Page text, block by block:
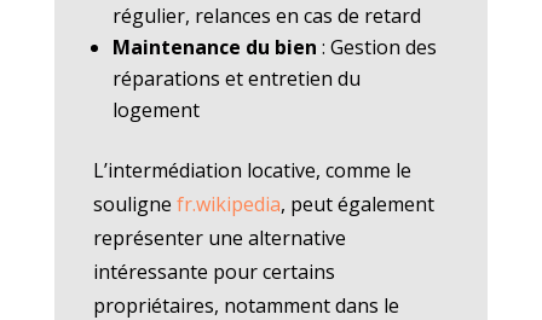
régulier, relances en cas de retard
Maintenance du bien : Gestion des
réparations et entretien du
logement
L’intermédiation locative, comme le
souligne fr.wikipedia, peut également
représenter une alternative
intéressante pour certains
propriétaires, notamment dans le